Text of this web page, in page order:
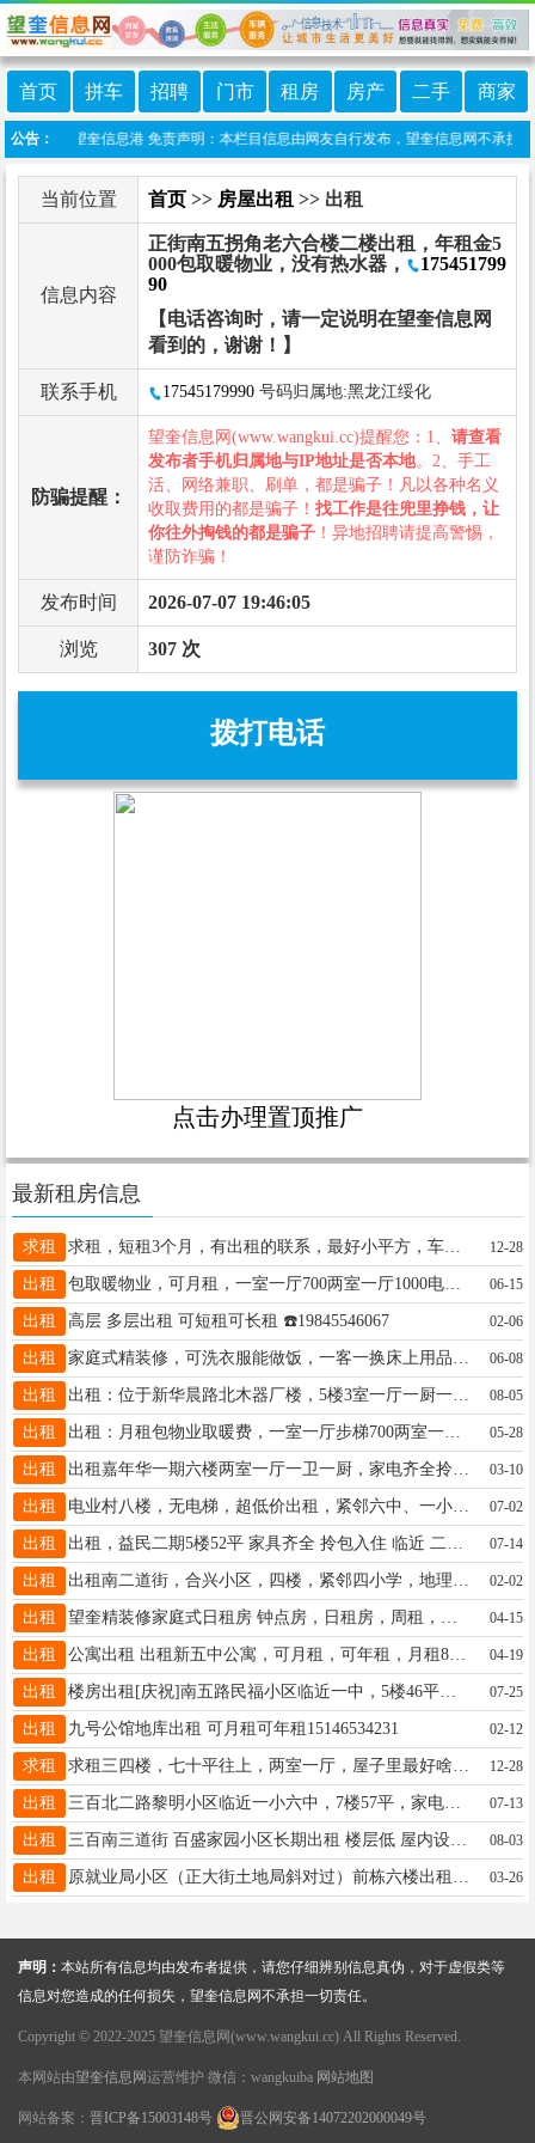
首页 拼车 招聘 门市 租房 房产 二手 商家
公告：
小程序:望奎信息港 免责声明：本栏目信息由网友自行发布，望奎信息网不承担
当前位置 首页 >> 房屋出租 >> 出租
信息内容
正街南五拐角老六合楼二楼出租，年租金5
000包取暖物业，没有热水器，
175451799
90
【电话咨询时，请一定说明在望奎信息网
看到的，谢谢！】
联系手机 17545179990 号码归属地:黑龙江绥化
防骗提醒：
望奎信息网(www.wangkui.cc)提醒您：1、 请查看
发布者手机归属地与IP地址是否本地。2、手工
活、网络兼职、刷单，都是骗子！凡以各种名义
收取费用的都是骗子！ 找工作是往兜里挣钱，让
你往外掏钱的都是骗子 ！异地招聘请提高警惕，
谨防诈骗！
发布时间 2026-07-07 19:46:05
浏览 307 次
拨打电话
点击办理置顶推广
最新租房信息
求租 求租，短租3个月，有出租的联系，最好小平方，车库也可以，价格必须合理位置要求大医院南北路以南最好18745577390 12-28
出租 包取暖物业，可月租，一室一厅700两室一厅1000电话13349354756微信17390650756 06-15
出租 高层 多层出租 可短租可长租 ☎️19845546067 02-06
出租 06-08
出租 出租：位于新华晨路北木器厂楼，5楼3室一厅一厨一卫，屋里啥都有拎包入住，电话15845081337 08-05
出租 出租：月租包物业取暖费，一室一厅步梯700两室一厅900，电话☎️13349354756微信1739065075 05-28
出租 出租嘉年华一期六楼两室一厅一卫一厨，家电齐全拎包入住！电话 15845532889 03-10
出租 电业村八楼，无电梯，超低价出租，紧邻六中、一小学、正街，室内有冰箱、电视、洗衣机，整年租，非诚勿扰！电话:18724366036 07-02
出租 07-14
出租 02-02
出租 04-15
出租 公寓出租 出租新五中公寓，可月租，可年租，月租800一个月，年租6000一年，水电自付，取暖，物业包括在租金内，有意者联系☎️15245110626 04-19
出租 楼房出租[庆祝]南五路民福小区临近一中，5楼46平方，家居齐全，南北通透，电话15045545077 07-25
出租 九号公馆地库出租 可月租可年租15146534231 02-12
求租 12-28
出租 三百北二路黎明小区临近一小六中，7楼57平，家电齐全，拎包入住☎️13836426035 07-13
出租 三百南三道街 百盛家园小区长期出租 楼层低 屋内设施齐全 干净整洁 出门就是早市 挨着学校 去哪都方便 出租电话:18845547569 08-03
出租 03-26
声明： 本站所有信息均由发布者提供，请您仔细辨别信息真伪，对于虚假类等
信息对您造成的任何损失，望奎信息网不承担一切责任。
Copyright © 2022-2025 望奎信息网(www.wangkui.cc) All Rights Reserved.
本网站由望奎信息网 运营维护 微信：wangkuiba 网站地图
网站备案： 晋ICP备15003148号 晋公网安备14072202000049号